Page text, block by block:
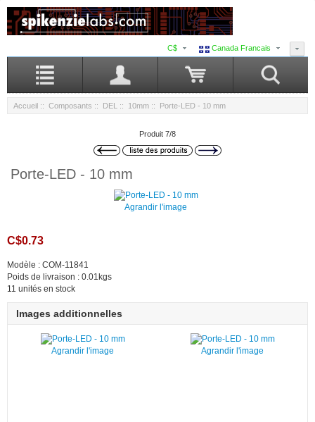
Canada Francais
C$
Accueil :: Composants :: DEL :: 10mm :: Porte-LED - 10 mm
Produit 7/8
Porte-LED - 10 mm
Agrandir l'image
C$0.73
Modèle : COM-11841
Poids de livraison : 0.01kgs
11 unités en stock
Images additionnelles
Agrandir l'image Agrandir l'image